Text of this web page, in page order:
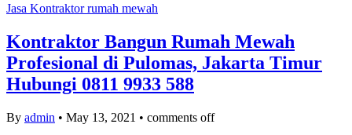
Jasa Kontraktor rumah mewah
Kontraktor Bangun Rumah Mewah
Profesional di Pulomas, Jakarta Timur
Hubungi 0811 9933 588
By admin • May 13, 2021 • comments off